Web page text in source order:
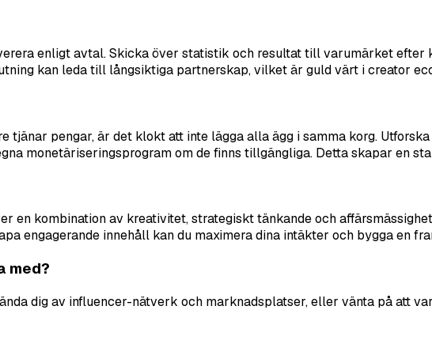
enligt avtal. Skicka över statistik och resultat till varumärket efter
kan leda till långsiktiga partnerskap, vilket är guld värt i creator
tjänar pengar, är det klokt att inte lägga alla ägg i samma korg.
monetäriseringsprogram om de finns tillgängliga. Detta skapar en
en kombination av kreativitet, strategiskt tänkande och
engagerande innehåll kan du maximera dina intäkter och bygga en
med?
dig av influencer-nätverk och marknadsplatser, eller vänta på att